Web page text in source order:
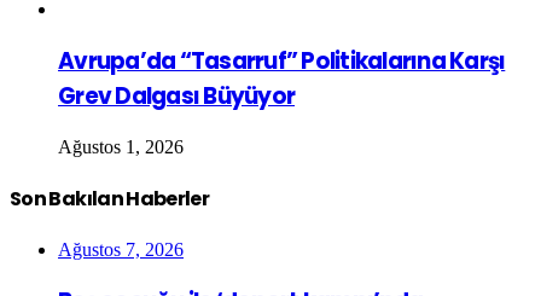
Avrupa’da “Tasarruf” Politikalarına Karşı
Grev Dalgası Büyüyor
Ağustos 1, 2026
Son Bakılan Haberler
Ağustos 7, 2026